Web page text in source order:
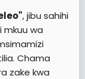
, jibu sahihi
mkuu wa
Chama
zake kwa